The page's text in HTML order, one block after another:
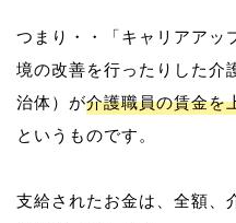
つまり・・「キャリアアッ
境の改善を行ったりした介
治体）が介護職員の賃金を
というものです。
支給されたお金は、全額、